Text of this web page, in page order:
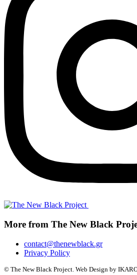
More from The New Black
contact@thenewblack.gr
Privacy Policy
© The New Black Project. Web Design by